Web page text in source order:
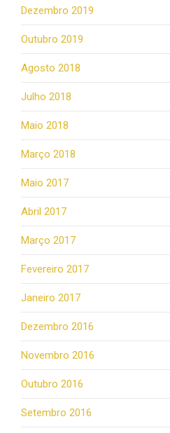
Dezembro 2019
Outubro 2019
Agosto 2018
Julho 2018
Maio 2018
Março 2018
Maio 2017
Abril 2017
Março 2017
Fevereiro 2017
Janeiro 2017
Dezembro 2016
Novembro 2016
Outubro 2016
Setembro 2016